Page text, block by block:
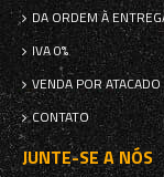
DA ORDEM À
IVA 0%
VENDA POR
CONTATO
JUNTE-SE A NÓS